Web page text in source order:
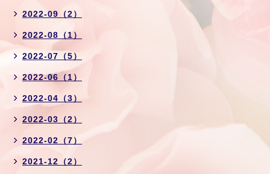
2022-09（2）
2022-08（1）
2022-07（5）
2022-06（1）
2022-04（3）
2022-03（2）
2022-02（7）
2021-12（2）